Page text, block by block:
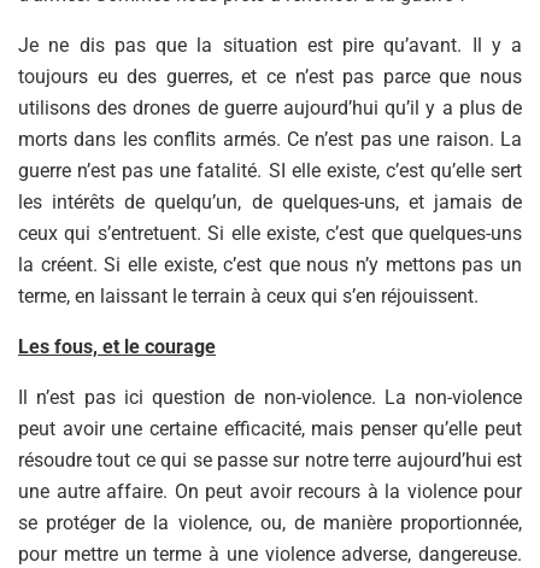
Je ne dis pas que la situation est pire qu’avant. Il y a
toujours eu des guerres, et ce n’est pas parce que nous
utilisons des drones de guerre aujourd’hui qu’il y a plus de
morts dans les conflits armés. Ce n’est pas une raison. La
guerre n’est pas une fatalité. SI elle existe, c’est qu’elle sert
les intérêts de quelqu’un, de quelques-uns, et jamais de
ceux qui s’entretuent. Si elle existe, c’est que quelques-uns
la créent. Si elle existe, c’est que nous n’y mettons pas un
terme, en laissant le terrain à ceux qui s’en réjouissent.
Les fous, et le courage
Il n’est pas ici question de non-violence. La non-violence
peut avoir une certaine efficacité, mais penser qu’elle peut
résoudre tout ce qui se passe sur notre terre aujourd’hui est
une autre affaire. On peut avoir recours à la violence pour
se protéger de la violence, ou, de manière proportionnée,
pour mettre un terme à une violence adverse, dangereuse.